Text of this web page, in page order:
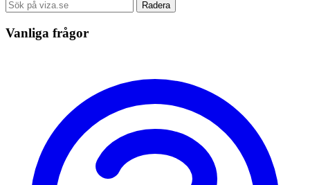
Radera
Vanliga frågor